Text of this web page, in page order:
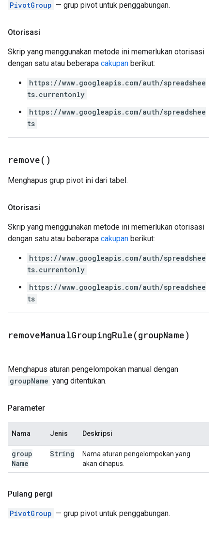
PivotGroup — grup pivot untuk penggabungan.
Otorisasi
Skrip yang menggunakan metode ini memerlukan otorisasi
dengan satu atau beberapa cakupan berikut:
https://www.googleapis.com/auth/spreadshee
ts.currentonly
https://www.googleapis.com/auth/spreadshee
ts
remove( )
Menghapus grup pivot ini dari tabel.
Otorisasi
Skrip yang menggunakan metode ini memerlukan otorisasi
dengan satu atau beberapa cakupan berikut:
https://www.googleapis.com/auth/spreadshee
ts.currentonly
https://www.googleapis.com/auth/spreadshee
ts
removeManualGroupingRule(groupName)
Menghapus aturan pengelompokan manual dengan
groupName yang ditentukan.
Parameter
Nama Jenis Deskripsi
group
Name
String
Nama aturan pengelompokan yang
akan dihapus.
Pulang pergi
PivotGroup — grup pivot untuk penggabungan.